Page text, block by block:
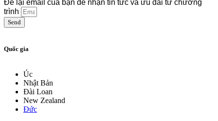
Để lại email của bạn để nhận tin tức và ưu đãi từ chương
trình
Send
Quốc gia
Úc
Nhật Bản
Đài Loan
New Zealand
Đức